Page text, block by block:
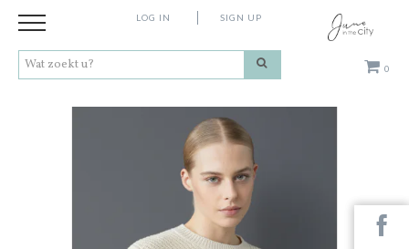
0
LOG IN SIGN UP
Kleding